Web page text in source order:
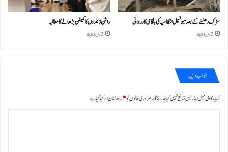
سڑک دھنسنے کے بعد میونسپل انتظامیہ کی ہنگامی کارروائی
2 دن ago
راشن ڈیلروں کا کمیشن بڑھانے کا مطالبہ
2 دن ago
جواب دیں
آپ کا ای میل ایڈریس شائع نہیں کیا جائے گا۔ضروری خانوں کو*سے نشان زد کیا گیا ہے